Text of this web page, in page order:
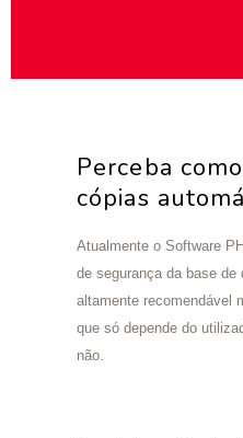
Perceba
cópias
Atualmente o Software
de segurança da base
altamente recomendável
que só depende do
não.